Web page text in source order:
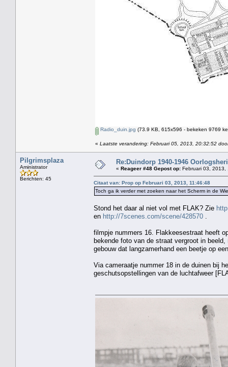
Radio_duin.jpg (73.9 KB, 615x596 - bekeken 9769
« Laatste verandering: Februari 05, 2013, 20:32:52
Pilgrimsplaza
Aministrator
Berichten: 45
Re:Duindorp 1940-1946
« Reageer #48 Gepost op: Februari 03, 2013,
Citaat van: Prop op Februari 03, 2013, 11:46:48
Toch ga ik verder met zoeken naar het Scherm in de
Stond het daar al niet vol met FLAK? Zie
en http://7scenes.com/scene/428570
filmpje nummers 16. Flakkeesestraat heeft
bekende foto van de straat vergroot in
gebouw dat langzamerhand een beetje op
Via cameraatje nummer 18 in de duinen bij
geschutsopstellingen van de luchtafweer